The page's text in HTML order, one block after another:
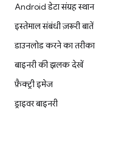
Android डेटा संग्रह स्थान
इस्तेमाल संबंधी ज़रूरी बातें
डाउनलोड करने का तरीका
बाइनरी की झलक देखें
फ़ैक्ट्री इमेज
ड्राइवर बाइनरी